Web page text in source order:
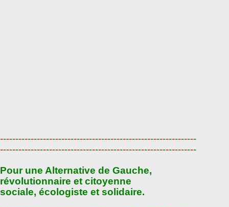
----------------------------------------------------------------
----------------------------------------------------------------
Pour une Alternative de Gauche,
révolutionnaire et citoyenne
sociale, écologiste et solidaire.